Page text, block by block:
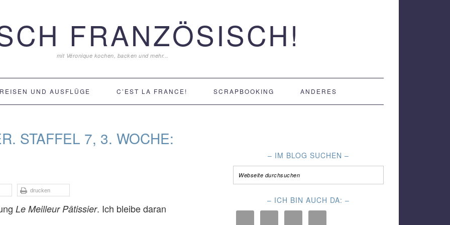
FRANZÖSISCH!
mit Véronique kochen, backen und mehr...
REISEN UND AUSFLÜGE C’EST LA FRANCE! SCRAPBOOKING ANDERES
STAFFEL 7, 3. WOCHE:
drucken
Le Meilleur Pâtissier. Ich bleibe daran
– IM BLOG SUCHEN –
– ICH BIN AUCH DA: –